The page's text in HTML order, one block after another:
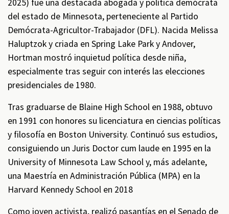
2025) fue una destacada abogada y política demócrata
del estado de Minnesota, perteneciente al Partido
Demócrata-Agricultor-Trabajador (DFL). Nacida Melissa
Haluptzok y criada en Spring Lake Park y Andover,
Hortman mostró inquietud política desde niña,
especialmente tras seguir con interés las elecciones
presidenciales de 1980.
Tras graduarse de Blaine High School en 1988, obtuvo
en 1991 con honores su licenciatura en ciencias políticas
y filosofía en Boston University. Continuó sus estudios,
consiguiendo un Juris Doctor cum laude en 1995 en la
University of Minnesota Law School y, más adelante,
una Maestría en Administración Pública (MPA) en la
Harvard Kennedy School en 2018
Como joven activista, realizó pasantías en el Senado de